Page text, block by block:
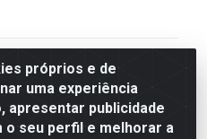
próprios e de
uma experiência
apresentar publicidade
seu perfil e melhorar a
do Matoso, 132 - Praça da
- CEP 20.270-135 - CNPJ
0001-25
descontos, preços e